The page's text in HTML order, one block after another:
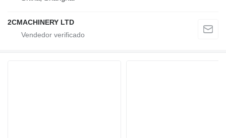
2CMACHINERY LTD